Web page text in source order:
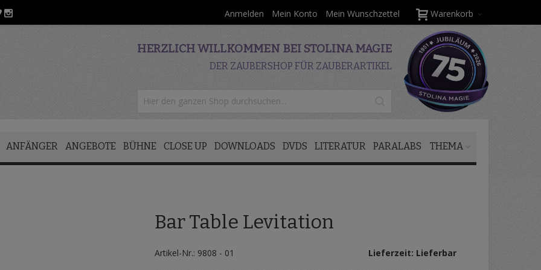
Warenkorb
Anmelden Mein Konto Mein Wunschzettel
HERZLICH WILLKOMMEN BEI STOLINA MAGIE
DER ZAUBERSHOP FÜR ZAUBERARTIKEL
ANFÄNGER ANGEBOTE BÜHNE CLOSE UP DOWNLOADS DVDS LITERATUR PARALABS THEMA
Bar Table Levitation
Artikel-Nr.: 9808 - 01
Lieferzeit: Lieferbar